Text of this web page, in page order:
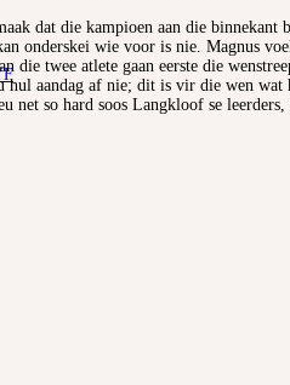
dat die kampioen aan die
onderskei wie voor is nie. Magnus
die twee atlete gaan eerste die
aandag af nie; dit is vir die wen
net so hard soos Langkloof se